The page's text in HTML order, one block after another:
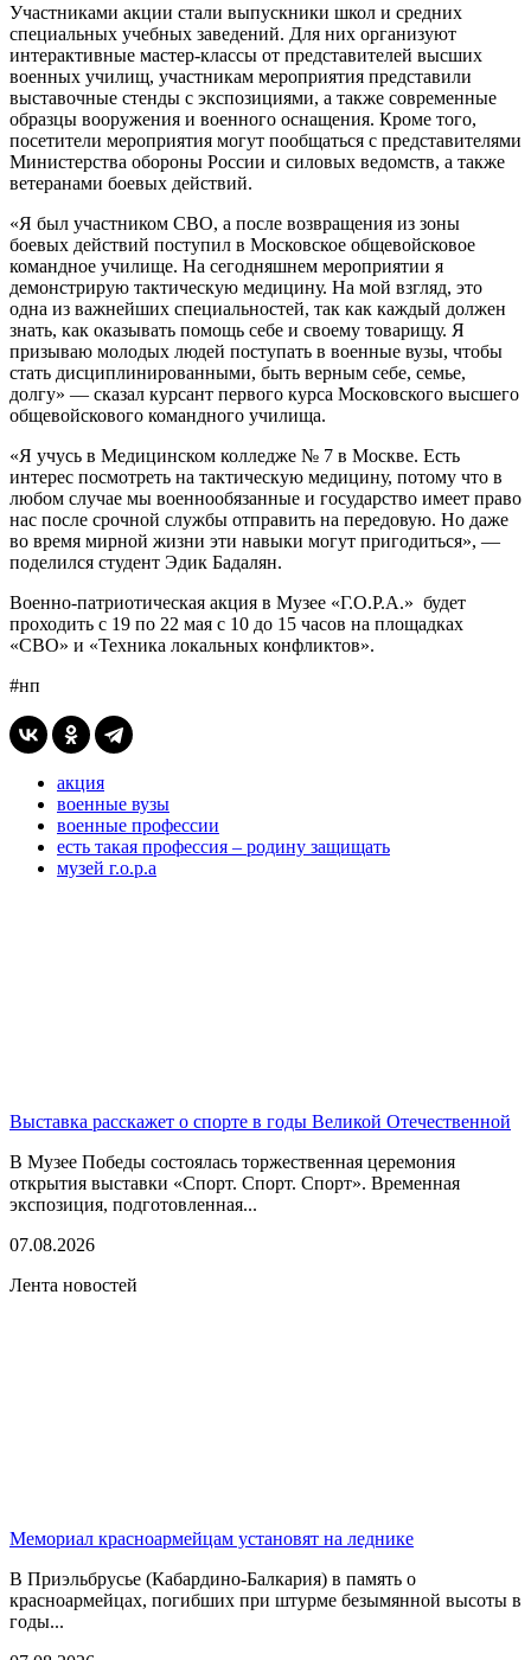
Участниками акции стали выпускники школ и средних
специальных учебных заведений. Для них организуют
интерактивные мастер-классы от представителей высших
военных училищ, участникам мероприятия представили
выставочные стенды с экспозициями, а также современные
образцы вооружения и военного оснащения. Кроме того,
посетители мероприятия могут пообщаться с представителями
Министерства обороны России и силовых ведомств, а также
ветеранами боевых действий.
«Я был участником СВО, а после возвращения из зоны
боевых действий поступил в Московское общевойсковое
командное училище. На сегодняшнем мероприятии я
демонстрирую тактическую медицину. На мой взгляд, это
одна из важнейших специальностей, так как каждый должен
знать, как оказывать помощь себе и своему товарищу. Я
призываю молодых людей поступать в военные вузы, чтобы
стать дисциплинированными, быть верным себе, семье,
долгу» — сказал курсант первого курса Московского высшего
общевойскового командного училища.
«Я учусь в Медицинском колледже № 7 в Москве. Есть
интерес посмотреть на тактическую медицину, потому что в
любом случае мы военнообязанные и государство имеет право
нас после срочной службы отправить на передовую. Но даже
во время мирной жизни эти навыки могут пригодиться», —
поделился студент Эдик Бадалян.
Военно-патриотическая акция в Музее «Г.О.Р.А.» будет
проходить с 19 по 22 мая с 10 до 15 часов на площадках
«СВО» и «Техника локальных конфликтов».
#нп
акция
военные вузы
военные профессии
есть такая профессия – родину защищать
музей г.о.р.а
Выставка расскажет о спорте в годы Великой Отечественной
В Музее Победы состоялась торжественная церемония
открытия выставки «Спорт. Спорт. Спорт». Временная
экспозиция, подготовленная...
07.08.2026
Лента новостей
Мемориал красноармейцам установят на леднике
В Приэльбрусье (Кабардино-Балкария) в память о
красноармейцах, погибших при штурме безымянной высоты в
годы...